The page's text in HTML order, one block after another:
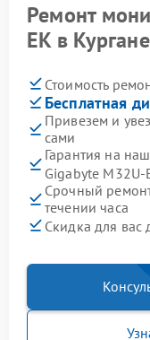
Ремонт
EK в Кургане
Стоимость
Бесплатная
Привезем и
сами
Гарантия на
Gigabyte M32U-
Срочный
течении часа
Скидка для вас